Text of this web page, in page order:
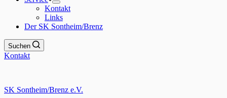
Kontakt
Links
Der SK Sontheim/Brenz
Suchen
Kontakt
SK Sontheim/Brenz e.V.